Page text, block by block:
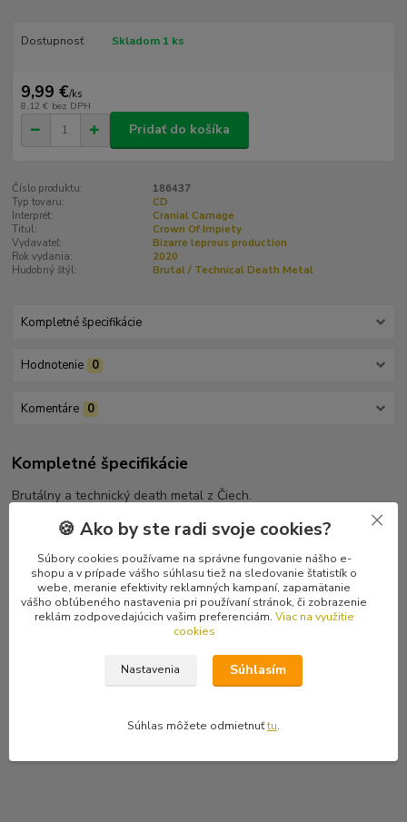
Dostupnosť Skladom 1 ks
9,99 €/ks
8,12 € bez DPH
Pridať do košíka
Číslo produktu:
186437
Typ tovaru:
CD
Interprét:
Cranial Carnage
Titul:
Crown Of Impiety
Vydavateľ:
Bizarre leprous production
Rok vydania:
2020
Hudobný štýl:
Brutal / Technical Death Metal
Kompletné špecifikácie
Hodnotenie 0
Komentáre 0
Kompletné špecifikácie
Brutálny a technický death metal z Čiech.
Tracklist
1 Animosity
2 Perverse Asphyxiation
3 Gory Psalm
7 Crown Of Impiety
🍪 Ako by ste radi svoje cookies?
Súbory cookies používame na správne fungovanie nášho e-
shopu a v prípade vášho súhlasu tiež na sledovanie štatistík o
webe, meranie efektivity reklamných kampaní, zapamätanie
vášho obľúbeného nastavenia pri používaní stránok, či zobrazenie
reklám zodpovedajúcich vašim preferenciám. Viac na využitie
cookies
Nastavenia Súhlasím
Súhlas môžete odmietnuťtu.